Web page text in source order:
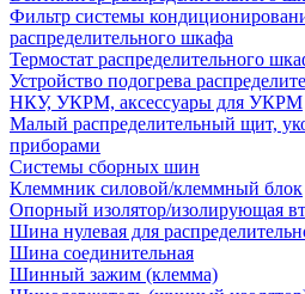
Фильтр системы
распределительного шкафа
Термостат распределительного
Устройство подогрева
НКУ, УКРМ, аксессуары для УКРМ
Малый распределительный щит,
приборами
Системы сборных шин
Клеммник силовой/клеммный блок
Опорный изолятор/изолирующая
Шина нулевая для
Шина соединительная
Шинный зажим (клемма)